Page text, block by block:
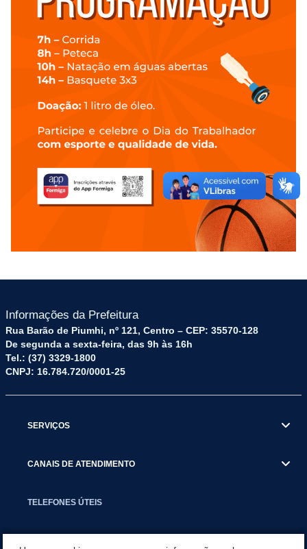
Informações da Prefeitura
Rua Barão de Piumhi, nº 121, Centro – CEP: 35570-128
De segunda a sexta-feira, das 9h às 16h
Tel.: (37) 3329-1800
CNPJ: 16.784.720/0001-25
SERVIÇOS
CANAIS DE ATENDIMENTO
TELEFONES ÚTEIS